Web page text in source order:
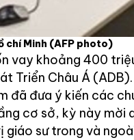
chí Minh (AFP photo)
vay khoảng 400
Triển Châu Á
đã đưa ý kiến các
cơ sở, kỳ này mời
sư trong và